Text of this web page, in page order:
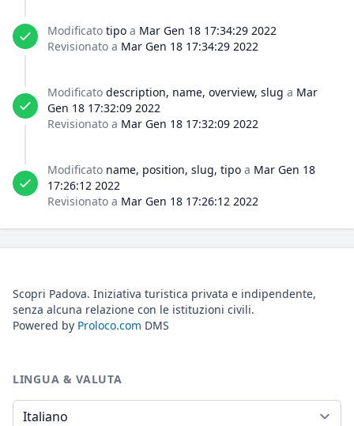
Modificato tipo a Mar Gen 18 17:34:29 2022
Revisionato a Mar Gen 18 17:34:29 2022
Modificato description, name, overview, slug a Mar
Gen 18 17:32:09 2022
Revisionato a Mar Gen 18 17:32:09 2022
Modificato name, position, slug, tipo a Mar Gen 18
17:26:12 2022
Revisionato a Mar Gen 18 17:26:12 2022
Scopri Padova. Iniziativa turistica privata e indipendente,
senza alcuna relazione con le istituzioni civili.
Powered by Proloco.com DMS
LINGUA & VALUTA
Lingua